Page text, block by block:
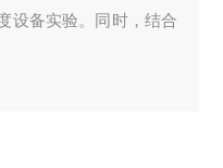
设备实验。同时，结合